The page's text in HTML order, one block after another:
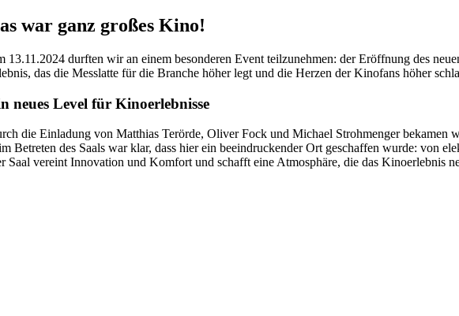
war ganz großes Kino!
13.11.2024 durften wir an einem besonderen Event teilzunehmen: der Eröffnung des
das die Messlatte für die Branche höher legt und die Herzen der Kinofans höher
neues Level für Kinoerlebnisse
die Einladung von Matthias Terörde, Oliver Fock und Michael Strohmenger
Betreten des Saals war klar, dass hier ein beeindruckender Ort geschaffen wurde: von
Saal vereint Innovation und Komfort und schafft eine Atmosphäre, die das Kinoerlebnis